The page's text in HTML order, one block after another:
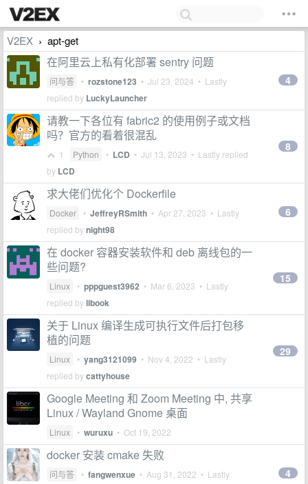
V2EX › apt-get
在阿里云上私有化部署 sentry 问题
问与答 • rozstone123 • Jul 23, 2024 • Lastly
replied by LuckyLauncher
4
请教一下各位有 fabric2 的使用例子或文档
吗？官方的看着很混乱
1 Python • LCD • Jul 13, 2023 • Lastly replied
by LCD
8
求大佬们优化个 Dockerfile
Docker • JeffreyRSmith • Apr 27, 2023 • Lastly
replied bynight98
6
在 docker 容器安装软件和 deb 离线包的一
些问题?
Linux • pppguest3962 • Mar 6, 2023 • Lastly
replied bylibook
15
关于 Linux 编译生成可执行文件后打包移
植的问题
Linux • yang3121099 • Nov 4, 2022 • Lastly
replied bycattyhouse
29
Google Meeting 和 Zoom Meeting 中, 共享
Linux / Wayland Gnome 桌面
Linux • wuruxu • Oct 19, 2022
docker 安装 cmake 失败
问与答 • fangwenxue • Aug 31, 2022 • Lastly
4